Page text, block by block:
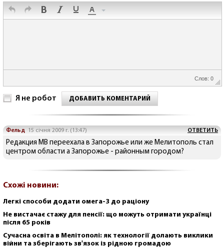
Слов: 0
Я не робот ДОБАВИТЬ КОМЕНТАРИЙ
Фельд 15 січня 2009 г. (13:47) ОТВЕТИТЬ
Редакция МВ переехала в Запорожье или же Мелитополь стал
центром области а Запорожье - районным городом?
Схожі новини:
Легкі способи додати омега-3 до раціону
Не вистачає стажу для пенсії: що можуть отримати українці
після 65 років
Сучасна освіта в Мелітополі: як технології долають виклики
війни та зберігають зв'язок із рідною громадою